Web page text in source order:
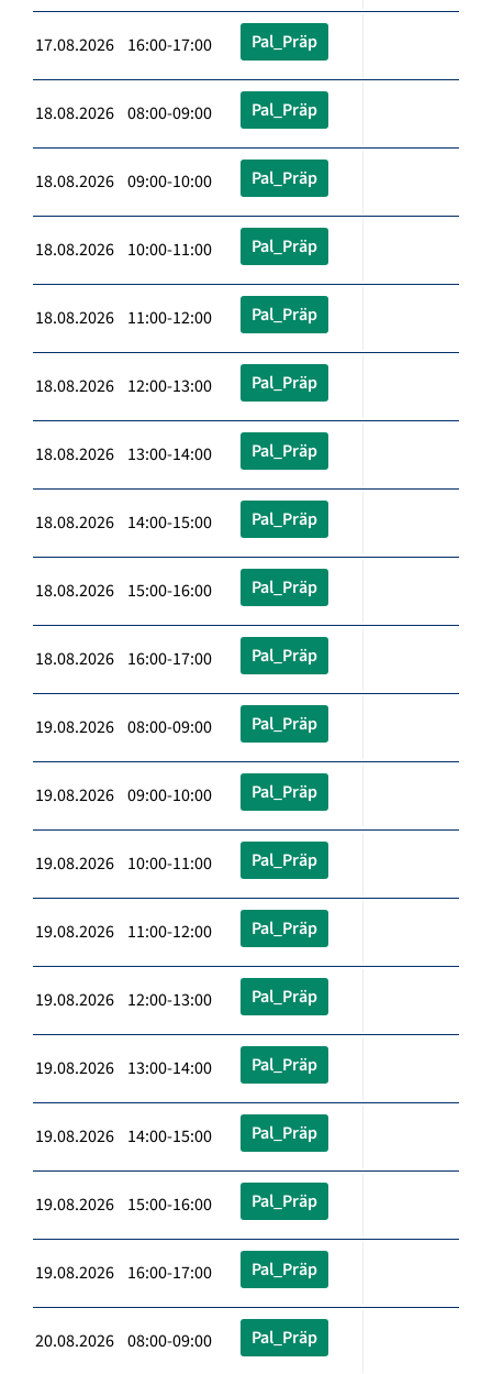
17.08.2026 16:00-17:00 Pal_Präp
18.08.2026 08:00-09:00 Pal_Präp
18.08.2026 09:00-10:00 Pal_Präp
18.08.2026 10:00-11:00 Pal_Präp
18.08.2026 11:00-12:00 Pal_Präp
18.08.2026 12:00-13:00 Pal_Präp
18.08.2026 13:00-14:00 Pal_Präp
18.08.2026 14:00-15:00 Pal_Präp
18.08.2026 15:00-16:00 Pal_Präp
18.08.2026 16:00-17:00 Pal_Präp
19.08.2026 08:00-09:00 Pal_Präp
19.08.2026 09:00-10:00 Pal_Präp
19.08.2026 10:00-11:00 Pal_Präp
19.08.2026 11:00-12:00 Pal_Präp
19.08.2026 12:00-13:00 Pal_Präp
19.08.2026 13:00-14:00 Pal_Präp
19.08.2026 14:00-15:00 Pal_Präp
19.08.2026 15:00-16:00 Pal_Präp
19.08.2026 16:00-17:00 Pal_Präp
20.08.2026 08:00-09:00 Pal_Präp